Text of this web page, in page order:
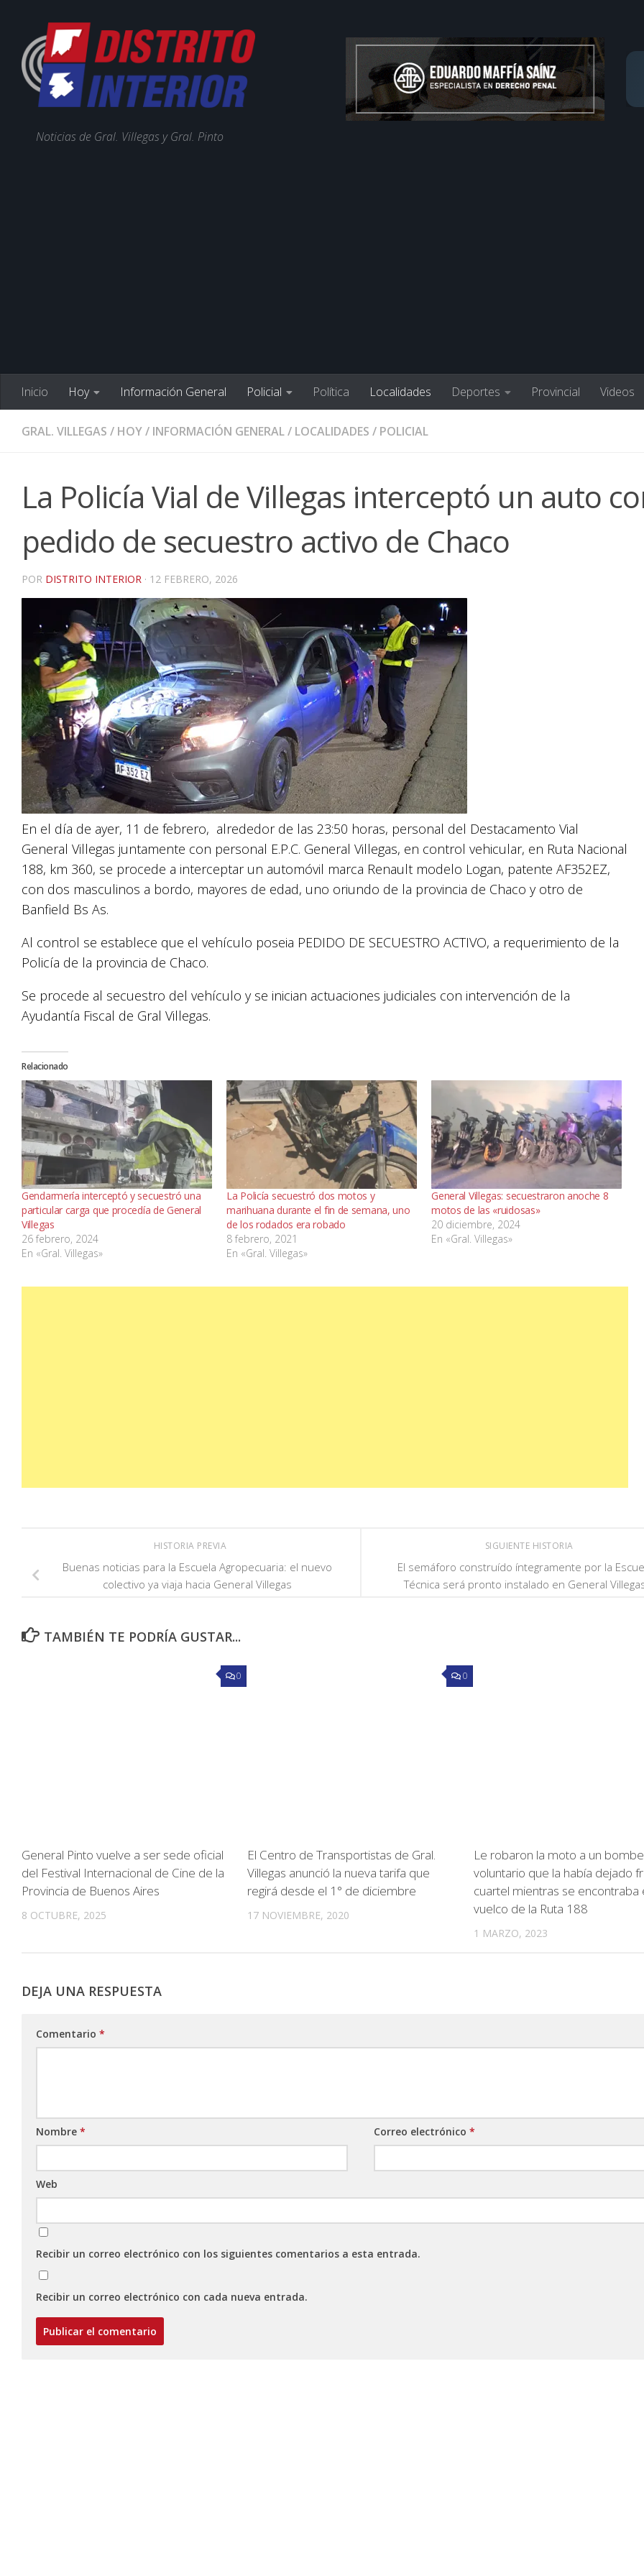
Noticias de Gral. Villegas y Gral. Pinto
Inicio Hoy Información General Policial Política Localidades Deportes Provincial Videos
GRAL. VILLEGAS / HOY/ INFORMACIÓN GENERAL/ LOCALIDADES / POLICIAL
La Policía Vial de Villegas interceptó un auto
pedido de secuestro activo de Chaco
POR DISTRITO INTERIOR · 12 FEBRERO, 2026
En el día de ayer, 11 de febrero, alrededor de las 23:50 horas, personal del Destacamento Vial
General Villegas juntamente con personal E.P.C. General Villegas, en control vehicular, en Ruta Nacional
188, km 360, se procede a interceptar un automóvil marca Renault modelo Logan, patente AF352EZ,
con dos masculinos a bordo, mayores de edad, uno oriundo de la provincia de Chaco y otro de
Banfield Bs As.
Al control se establece que el vehículo poseia PEDIDO DE SECUESTRO ACTIVO, a requerimiento de la
Policía de la provincia de Chaco.
Se procede al secuestro del vehículo y se inician actuaciones judiciales con intervención de la
Ayudantía Fiscal de Gral Villegas.
Relacionado
Gendarmería interceptó y secuestró una
particular carga que procedía de General
Villegas
26 febrero, 2024
En «Gral. Villegas»
La Policía secuestró dos motos y
marihuana durante el fin de semana, uno
de los rodados era robado
8 febrero, 2021
En «Gral. Villegas»
General Villegas: secuestraron anoche 8
motos de las «ruidosas»
20 diciembre, 2024
En «Gral. Villegas»
SIGUIENTE HISTORIA
El semáforo construído íntegramente por la
Técnica será pronto instalado en General
HISTORIA PREVIA
Buenas noticias para la Escuela Agropecuaria: el nuevo
colectivo ya viaja hacia General Villegas
TAMBIÉN TE PODRÍA GUSTAR...
0
General Pinto vuelve a ser sede oficial
del Festival Internacional de Cine de la
Provincia de Buenos Aires
8 OCTUBRE, 2025
0
El Centro de Transportistas de Gral.
Villegas anunció la nueva tarifa que
regirá desde el 1° de diciembre
17 NOVIEMBRE, 2020
Le robaron la moto a un
voluntario que la había dejado
cuartel mientras se encontraba
vuelco de la Ruta 188
1 MARZO, 2023
DEJA UNA RESPUESTA
Comentario *
Nombre * Correo electrónico*
Web
Recibir un correo electrónico con los siguientes comentarios a esta entrada.
Recibir un correo electrónico con cada nueva entrada.